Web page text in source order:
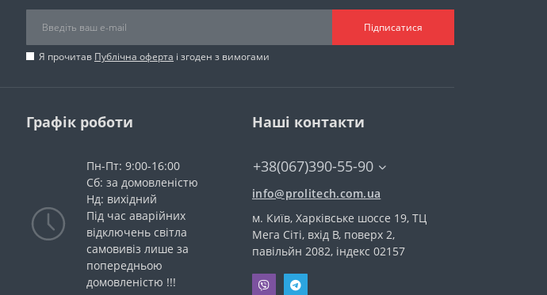
Підписатися
Я прочитав Публічна оферта і згоден з вимогами
Графік роботи
Пн-Пт: 9:00-16:00
Сб: за домовленістю
Нд: вихідний
Під час аварійних
відключень світла
самовивіз лише за
попередньою
домовленістю !!!
Наші контакти
+38(067)390-55-90
info@prolitech.com.ua
м. Київ, Харківське шоссе 19, ТЦ
Мега Сіті, вхід В, поверх 2,
павільйн 2082, індекс 02157